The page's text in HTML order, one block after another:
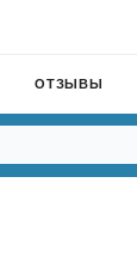
ОТЗЫВЫ